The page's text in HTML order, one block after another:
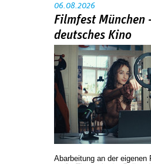
06.08.2026
Filmfest München
deutsches Kino
Abarbeitung an der eigenen